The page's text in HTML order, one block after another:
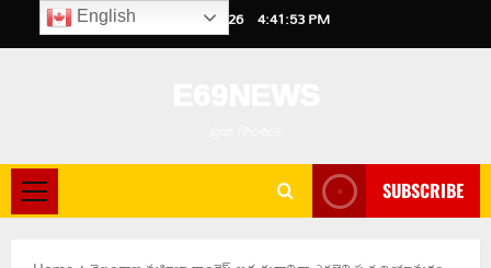
to
August 6, 2026 4:41:55 PM
Primary
Menu
SUBSCRIBE
English